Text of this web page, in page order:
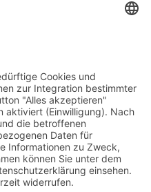
Tangotänzer der Stadt –
seine Liebe zu kämpfen.
Rouge! Das Musical die
des Jahres 2020,
für Bestes Musical,
Leistungen des
Alex Timbers, mit dem
Leitung, der
von Justin Levine